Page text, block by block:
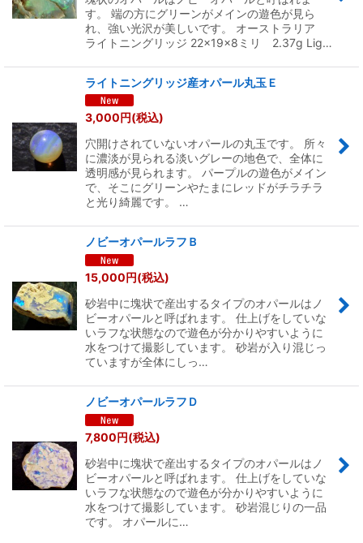
す。 端の方にグリーンがメインの遊色が見ら
れ、強い光沢が美しいです。 オーストラリア
ライトニングリッジ 22×19×8ミリ 2.37g Lig…
ライトニングリッジ産オパール丸玉Ｅ
3,000円(税込)
穴開けされていないオパールの丸玉です。 所々
に濃淡が見られる淡いグレーの地色で、全体に
透明感が見られます。 パープルの遊色がメイン
で、そこにグリーンやたまにレッドがチラチラ
と光り綺麗です。 …
ノビーオパールラフＢ
15,000円(税込)
砂岩中に塊状で産出するタイプのオパールはノ
ビーオパールと呼ばれます。 仕上げをしていな
いラフな状態なので遊色が分かりやすいように
水をつけて撮影しています。 砂岩が入り混じっ
ていますが全体にしっ…
ノビーオパールラフＤ
7,800円(税込)
砂岩中に塊状で産出するタイプのオパールはノ
ビーオパールと呼ばれます。 仕上げをしていな
いラフな状態なので遊色が分かりやすいように
水をつけて撮影しています。 砂岩混じりの一品
です。 オパールに…